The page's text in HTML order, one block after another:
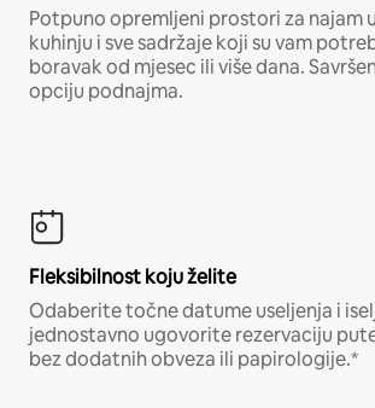
Potpuno opremljeni prostori za najam
kuhinju i sve sadržaje koji su vam
boravak od mjesec ili više dana.
opciju podnajma.
Fleksibilnost koju želite
Odaberite točne datume useljenja i
jednostavno ugovorite rezervaciju
bez dodatnih obveza ili papirologije.*